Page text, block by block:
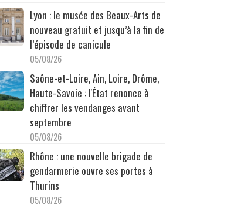
Lyon : le musée des Beaux-Arts de
nouveau gratuit et jusqu’à la fin de
l’épisode de canicule
05/08/26
Saône-et-Loire, Ain, Loire, Drôme,
Haute-Savoie : l'État renonce à
chiffrer les vendanges avant
septembre
05/08/26
Rhône : une nouvelle brigade de
gendarmerie ouvre ses portes à
Thurins
05/08/26